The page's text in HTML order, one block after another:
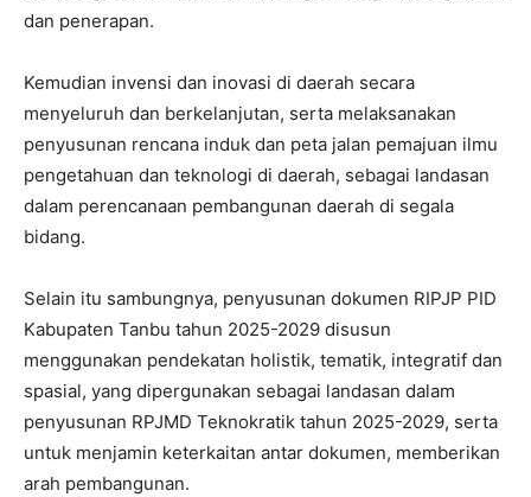
dan penerapan.
Kemudian invensi dan inovasi di daerah secara
menyeluruh dan berkelanjutan, serta melaksanakan
penyusunan rencana induk dan peta jalan pemajuan ilmu
pengetahuan dan teknologi di daerah, sebagai landasan
dalam perencanaan pembangunan daerah di segala
bidang.
Selain itu sambungnya, penyusunan dokumen RIPJP PID
Kabupaten Tanbu tahun 2025-2029 disusun
menggunakan pendekatan holistik, tematik, integratif dan
spasial, yang dipergunakan sebagai landasan dalam
penyusunan RPJMD Teknokratik tahun 2025-2029, serta
untuk menjamin keterkaitan antar dokumen, memberikan
arah pembangunan.